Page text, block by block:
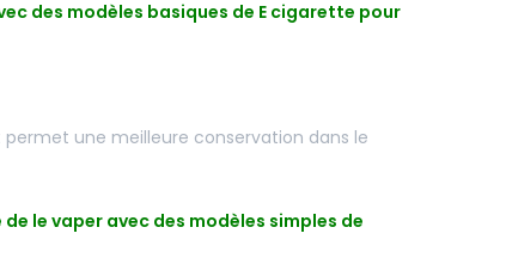
des modèles basiques de E cigarette pour
une meilleure conservation dans le
le vaper avec des modèles simples de